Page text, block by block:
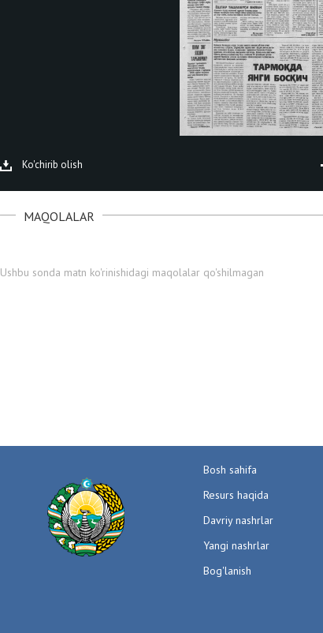
Ko'chirib olish
MAQOLALAR
Ushbu sonda matn ko'rinishidagi maqolalar qo'shilmagan
Bosh sahifa
Resurs haqida
Davriy nashrlar
Yangi nashrlar
Bog'lanish